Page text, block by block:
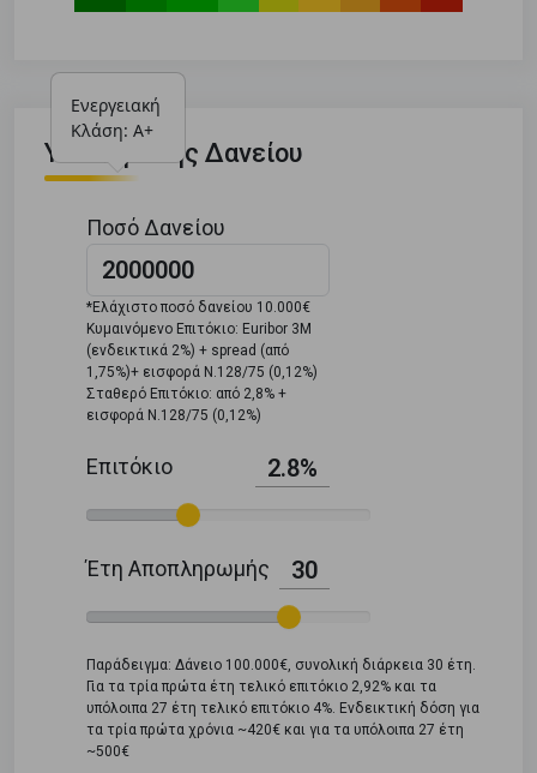
Ενεργειακή
Κλάση: Α+
Υπολογιστής Δανείου
Ποσό Δανείου
*Ελάχιστο ποσό δανείου 10.000€
Κυμαινόμενο Επιτόκιο: Euribor 3M
(ενδεικτικά 2%) + spread (από
1,75%)+ εισφορά Ν.128/75 (0,12%)
Σταθερό Επιτόκιο: από 2,8% +
εισφορά Ν.128/75 (0,12%)
Επιτόκιο 2.8%
Έτη Αποπληρωμής 30
Παράδειγμα: Δάνειο 100.000€, συνολική διάρκεια 30 έτη.
Για τα τρία πρώτα έτη τελικό επιτόκιο 2,92% και τα
υπόλοιπα 27 έτη τελικό επιτόκιο 4%. Ενδεικτική δόση για
τα τρία πρώτα χρόνια ~420€ και για τα υπόλοιπα 27 έτη
~500€